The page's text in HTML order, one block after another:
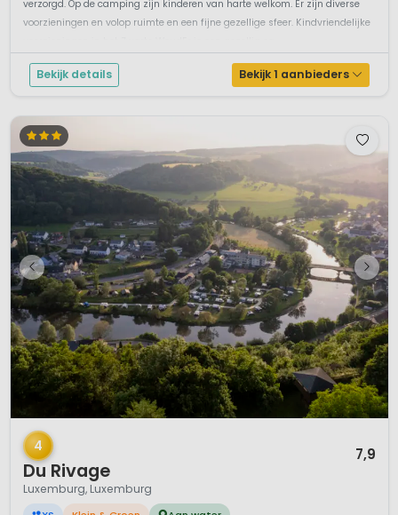
verzorgd. Op de camping zijn kinderen van harte welkom. Er zijn diverse
voorzieningen en volop ruimte en een fijne gezellige sfeer. Kindvriendelijke
Bekijk details Bekijk 1 aanbieders
1 / 11
4
Du Rivage
7,9
Luxemburg, Luxemburg